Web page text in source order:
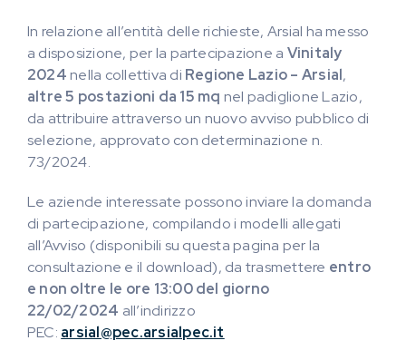
In relazione all’entità delle richieste, Arsial ha messo
a disposizione, per la partecipazione a Vinitaly
2024nella collettiva di Regione Lazio – Arsial,
altre 5 postazioni da 15 mq nel padiglione Lazio,
da attribuire attraverso un nuovo avviso pubblico di
selezione, approvato con determinazione n.
73/2024.
Le aziende interessate possono inviare la domanda
di partecipazione, compilando i modelli allegati
all’Avviso (disponibili su questa pagina per la
consultazione e il download), da trasmettere entro
e non oltre le ore 13:00 del giorno
22/02/2024 all’indirizzo
PEC: arsial@pec.arsialpec.it